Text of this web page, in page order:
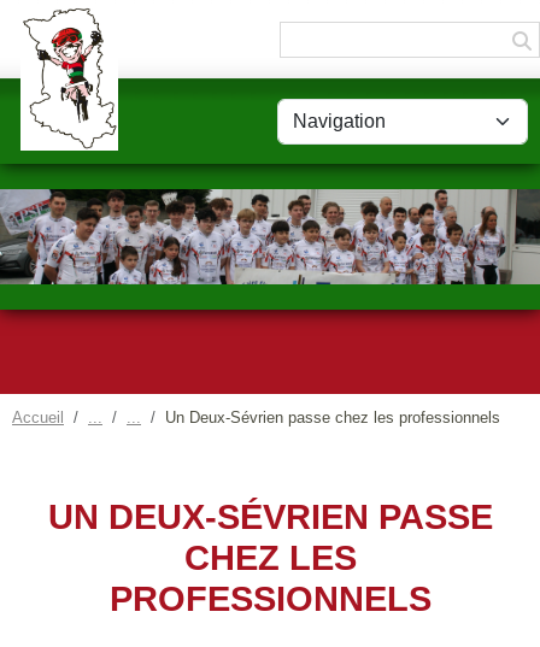
Accueil Un Deux-Sévrien passe chez les professionnels
UN DEUX-SÉVRIEN PASSE
CHEZ LES
PROFESSIONNELS
Panneau de gestion des cookies